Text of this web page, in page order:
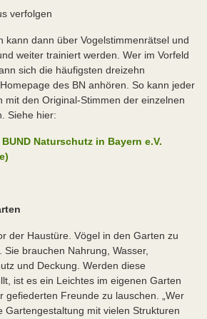
verfolgen
kann dann über Vogelstimmenrätsel und
weiter trainiert werden. Wer im Vorfeld
sich die häufigsten dreizehn
des BN anhören. So kann jeder
mit den Original-Stimmen der einzelnen
Siehe hier:
Naturschutz in Bayern e.V.
der Haustüre. Vögel in den Garten zu
Sie brauchen Nahrung, Wasser,
und Deckung. Werden diese
ist es ein Leichtes im eigenen Garten
gefiederten Freunde zu lauschen. „Wer
Gartengestaltung mit vielen Strukturen